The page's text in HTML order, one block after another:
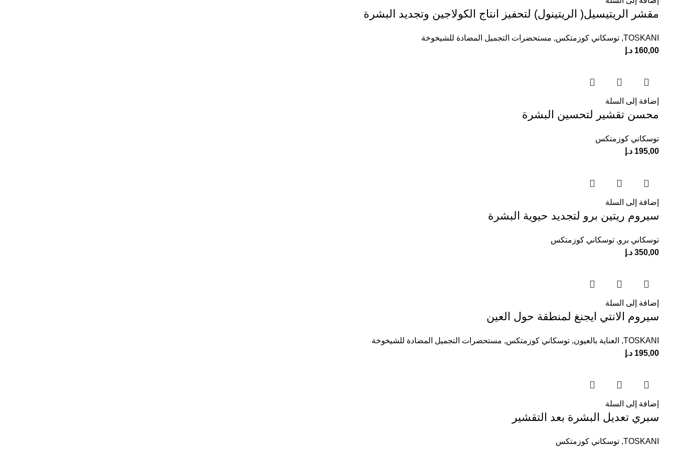
مقشر الريتيسيل( الريتينول) لتحفيز انتاج الكولاجين وتجديد البشرة
TOSKANI
, توسكاني كوزمتكس, مستحضرات التجميل المضادة للشيخوخة
160,00 د.إ
إضافة إلى السلة
محسن تقشير لتحسين البشرة
توسكاني كوزمتكس
195,00 د.إ
إضافة إلى السلة
سيروم ريتين برو لتجديد حيوية البشرة
توسكاني برو, توسكاني كوزمتكس
350,00 د.إ
إضافة إلى السلة
سيروم الانتي ايجنغ لمنطقة حول العين
TOSKANI
, العناية بالعيون, توسكاني كوزمتكس, مستحضرات التجميل المضادة للشيخوخة
195,00 د.إ
إضافة إلى السلة
سبري تعديل البشرة بعد التقشير
TOSKANI
, توسكاني كوزمتكس